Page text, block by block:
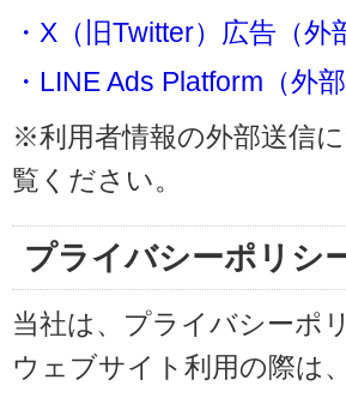
・X（旧Twitter）広告（
・LINE Ads Platform（外
※利用者情報の外部送信
覧ください。
プライバシーポリシ
当社は、プライバシーポ
ウェブサイト利用の際は